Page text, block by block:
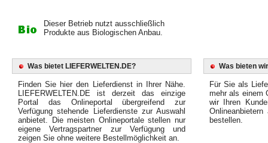
Dieser Betrieb nutzt ausschließlich
Produkte aus Biologischen Anbau.
Was bietet LIEFERWELTEN.DE?
Finden Sie hier den Lieferdienst in Ihrer Nähe.
LIEFERWELTEN.DE ist derzeit das einzige
Portal das Onlineportal übergreifend zur
Verfügung stehende Lieferdienste zur Auswahl
anbietet. Die meisten Onlineportale stellen nur
eigene Vertragspartner zur Verfügung und
zeigen Sie ohne weitere Bestellmöglichkeit an.
Was bieten
Für Sie als
mehr als einem
wir Ihren
bestellen.